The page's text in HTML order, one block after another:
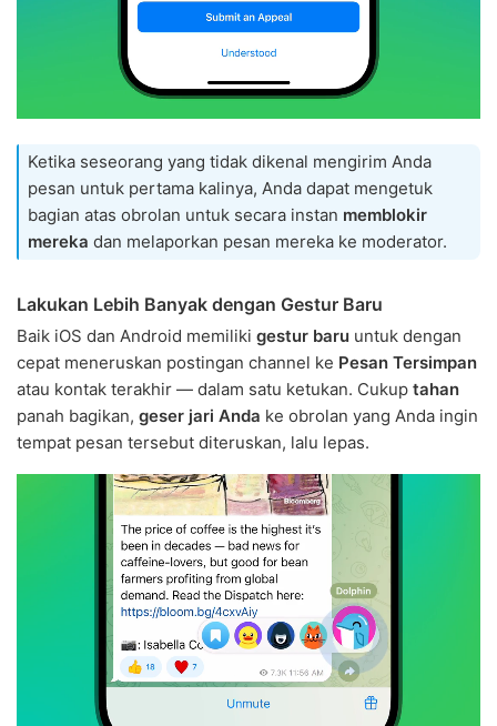
Ketika seseorang yang tidak dikenal mengirim Anda
pesan untuk pertama kalinya, Anda dapat mengetuk
bagian atas obrolan untuk secara instan memblokir
mereka dan melaporkan pesan mereka ke moderator.
Lakukan Lebih Banyak dengan Gestur Baru
Baik iOS dan Android memiliki gestur baru untuk dengan
cepat meneruskan postingan channel ke Pesan Tersimpan
atau kontak terakhir — dalam satu ketukan. Cukup tahan
panah bagikan, geser jari Anda ke obrolan yang Anda ingin
tempat pesan tersebut diteruskan, lalu lepas.